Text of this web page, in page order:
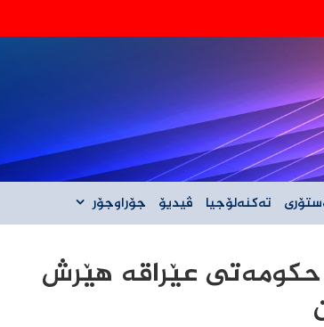
ئێران نیه‌
تەکنەلۆجیا ڤیدیۆ جۆراوجۆر
عێراقە هێرش